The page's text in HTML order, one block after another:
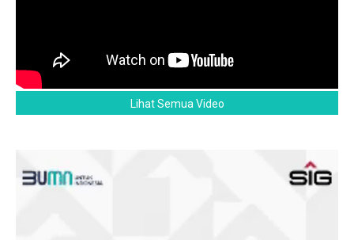
Lihat Semua Video